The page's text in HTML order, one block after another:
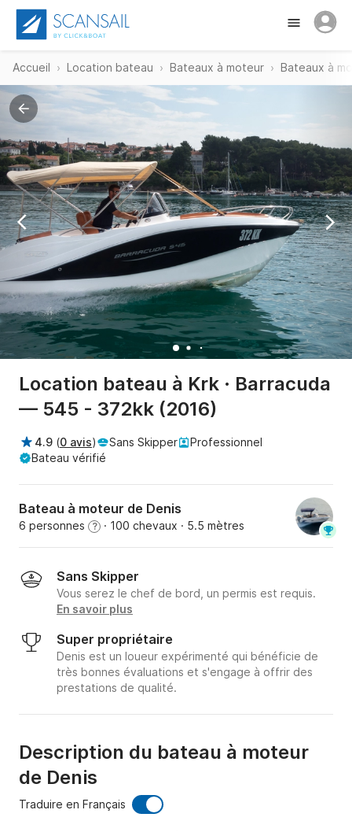
Accueil Location bateau Bateaux à moteur Bateaux à
Location bateau à Krk · Barracuda
— 545 - 372kk (2016)
4.9 (0 avis) Sans Skipper
Professionnel
Bateau vérifié
Bateau à moteur de Denis
6 personnes ? · 100 chevaux · 5.5 mètres
Sans Skipper
Vous serez le chef de bord, un permis est requis.
En savoir plus
Super propriétaire
Denis est un loueur expérimenté qui bénéficie de
très bonnes évaluations et s'engage à offrir des
prestations de qualité.
Description du bateau à moteur
de Denis
Traduire en Français